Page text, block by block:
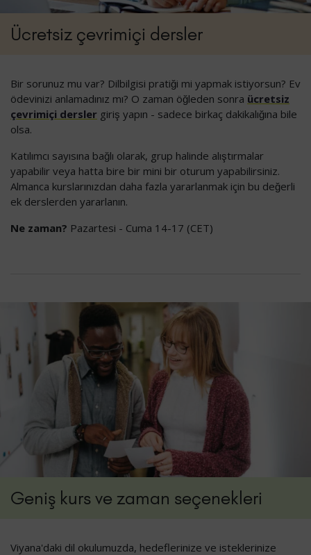
Ücretsiz çevrimiçi dersler
Bir sorunuz mu var? Dilbilgisi pratiği mi yapmak istiyorsun? Ev
ödevinizi anlamadınız mı? O zaman öğleden sonra ücretsiz
çevrimiçi dersler giriş yapın - sadece birkaç dakikalığına bile
olsa.
Katılımcı sayısına bağlı olarak, grup halinde alıştırmalar
yapabilir veya hatta bire bir mini bir oturum yapabilirsiniz.
Almanca kurslarınızdan daha fazla yararlanmak için bu değerli
ek derslerden yararlanın.
Ne zaman? Pazartesi - Cuma 14-17 (CET)
Geniş kurs ve zaman seçenekleri
Viyana'daki dil okulumuzda, hedeflerinize ve isteklerinize